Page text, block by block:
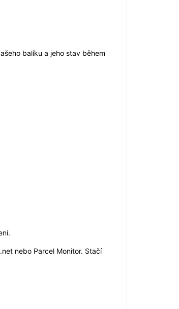
balíku a jeho stav během
nebo Parcel Monitor. Stačí